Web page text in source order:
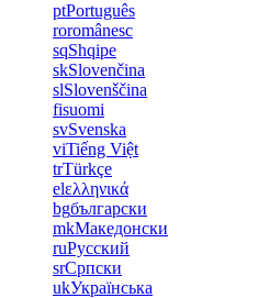
ptPortuguês
roromânesc
sqShqipe
skSlovenčina
slSlovenščina
fisuomi
svSvenska
viTiếng Việt
trTürkçe
elελληνικά
bgбългарски
mkМакедонски
ruРусский
srСрпски
ukУкраїнська